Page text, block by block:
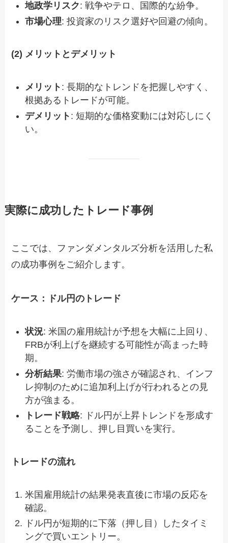
地政学リスク: 戦争やテロ、国際的な紛争。
市場心理: 投資家のリスク選好や回避の傾向。
(2) メリットとデメリット
メリット : 長期的なトレンドを把握しやすく、
根拠あるトレードが可能。
デメリット : 短期的な価格変動には対応しにく
い。
実際に成功したトレード事例
ここでは、ファンダメンタルズ分析を活用した私
の成功事例をご紹介します。
ケース：ドル円のトレード
状況: 米国の雇用統計が予想を大幅に上回り、
FRBが利上げを継続する可能性が高まった時
期。
分析結果: 労働市場の強さが確認され、インフ
レ抑制のために追加利上げが行われるとの見
方が強まる。
トレード戦略: ドル円が上昇トレンドを形成す
ることを予測し、押し目買いを実行。
トレードの流れ
米国雇用統計の結果発表直後に市場の反応を
確認。
ドル円が短期的に下落（押し目）したタイミ
ングで買いエントリー。